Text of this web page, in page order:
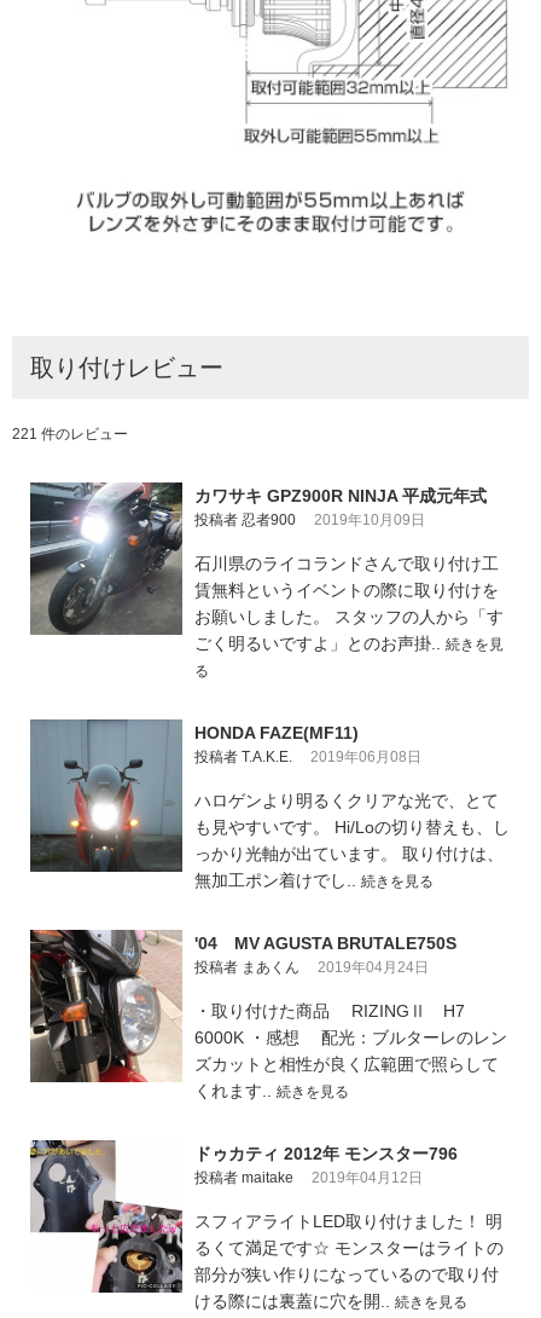
取り付けレビュー
221 件のレビュー
カワサキ GPZ900R NINJA 平成元年式
投稿者 忍者900 2019年10月09日
石川県のライコランドさんで取り付け工
賃無料というイベントの際に取り付けを
お願いしました。 スタッフの人から「す
ごく明るいですよ」とのお声掛.. 続きを見
る
HONDA FAZE(MF11)
投稿者 T.A.K.E. 2019年06月08日
ハロゲンより明るくクリアな光で、とて
も見やすいです。 Hi/Loの切り替えも、し
っかり光軸が出ています。 取り付けは、
無加工ポン着けでし.. 続きを見る
'04 MV AGUSTA BRUTALE750S
投稿者 まあくん 2019年04月24日
・取り付けた商品 RIZINGⅡ H7
6000K ・感想 配光：ブルターレのレン
ズカットと相性が良く広範囲で照らして
くれます.. 続きを見る
ドゥカティ 2012年 モンスター796
投稿者 maitake 2019年04月12日
スフィアライトLED取り付けました！ 明
るくて満足です☆ モンスターはライトの
部分が狭い作りになっているので取り付
ける際には裏蓋に穴を開.. 続きを見る